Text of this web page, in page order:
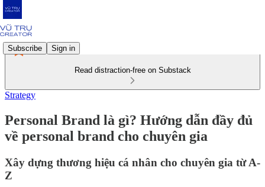
Subscribe Sign in
Read distraction-free on Substack
Strategy
Personal Brand là gì? Hướng dẫn đầy đủ
về personal brand cho chuyên gia
Xây dựng thương hiệu cá nhân cho chuyên gia từ A-
Z